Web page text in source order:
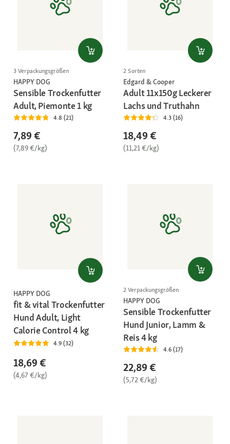
3 Verpackungsgrößen
HAPPY DOG
Sensible Trockenfutter
Adult, Piemonte 1 kg
4.8 (21)
7,89 €
(7,89 €/kg)
2 Sorten
Edgard & Cooper
Adult 11x150g Leckerer
Lachs und Truthahn
4.3 (16)
18,49 €
(11,21 €/kg)
HAPPY DOG
fit & vital Trockenfutter
Hund Adult, Light
Calorie Control 4 kg
4.9 (32)
18,69 €
(4,67 €/kg)
2 Verpackungsgrößen
HAPPY DOG
Sensible Trockenfutter
Hund Junior, Lamm &
Reis 4 kg
4.6 (17)
22,89 €
(5,72 €/kg)